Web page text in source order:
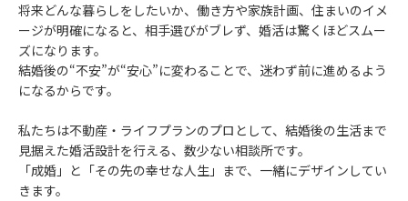
将来どんな暮らしをしたいか、働き方や家族計画、住まいのイメ
ージが明確になると、相手選びがブレず、婚活は驚くほどスムー
ズになります。
結婚後の“不安”が“安心”に変わることで、迷わず前に進めるよう
になるからです。
私たちは不動産・ライフプランのプロとして、結婚後の生活まで
見据えた婚活設計を行える、数少ない相談所です。
「成婚」と「その先の幸せな人生」まで、一緒にデザインしてい
きます。